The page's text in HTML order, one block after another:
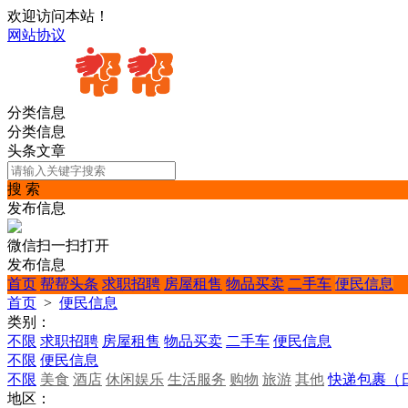
欢迎访问本站！
网站协议
分类信息
分类信息
头条文章
搜 索
发布信息
微信扫一扫打开
发布信息
首页 帮帮头条 求职招聘 房屋租售 物品买卖 二手车 便民信息
首页 > 便民信息
类别：
不限 求职招聘 房屋租售 物品买卖 二手车 便民信息
不限 便民信息
不限 美食 酒店 休闲娱乐 生活服务 购物 旅游 其他 快递包裹（
地区：